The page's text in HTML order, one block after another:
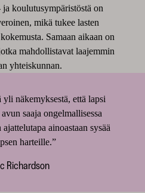
koulutusympäristöstä on
mikä tukee lasten
Samaan aikaan on
mahdollistavat laajemmin
yhteiskunnan.
näkemyksestä, että lapsi
saaja ongelmallisessa
ainoastaan sysää
harteille.”
Richardson